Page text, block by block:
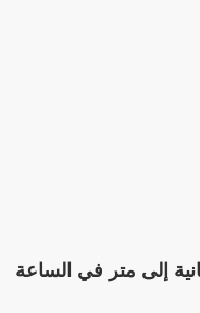
إلى متر في الساعة